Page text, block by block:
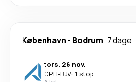
København - Bodrum 7 dage
tors. 26 nov.
CPH-BJV· 1 stop